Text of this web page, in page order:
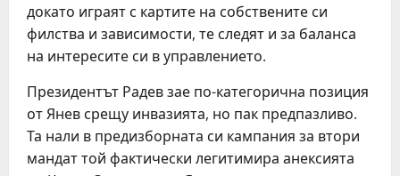
докато играят с картите на собствените си
филства и зависимости, те следят и за баланса
на интересите си в управлението.
Президентът Радев зае по-категорична позиция
от Янев срещу инвазията, но пак предпазливо.
Та нали в предизборната си кампания за втори
мандат той фактически легитимира анексията